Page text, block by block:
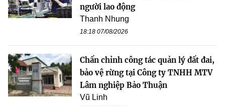
người lao động
Thanh Nhung
18:18 07/08/2026
Chấn chỉnh công tác quản lý đất đai,
bảo vệ rừng tại Công ty TNHH MTV
Lâm nghiệp Bảo Thuận
Vũ Linh